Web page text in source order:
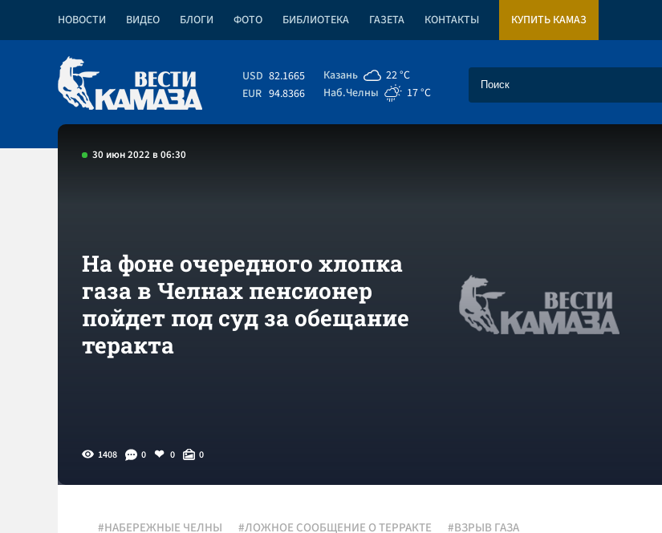
НОВОСТИ ВИДЕО БЛОГИ ФОТО БИБЛИОТЕКА ГАЗЕТА КОНТАКТЫ КУПИТЬ КАМАЗ
USD 82.1665
EUR 94.8366
Казань
22 °C
Наб.Челны
17 °C
30 июн 2022 в 06:30
На фоне очередного хлопка
газа в Челнах пенсионер
пойдет под суд за обещание
теракта
1408 0 0 0
#НАБЕРЕЖНЫЕ ЧЕЛНЫ #ЛОЖНОЕ СООБЩЕНИЕ О ТЕРРАКТЕ #ВЗРЫВ ГАЗА